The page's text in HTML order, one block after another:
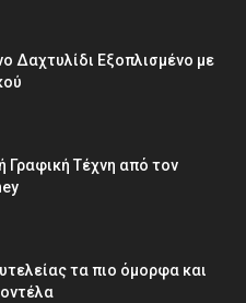
Δαχτυλίδι Εξοπλισμένο με
Γραφική Τέχνη από τον
τα πιο όμορφα και